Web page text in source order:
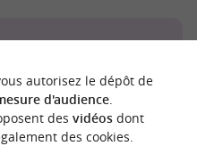
à vélo!
autorisez le dépôt de
d'audience.
des vidéosdont
des cookies.